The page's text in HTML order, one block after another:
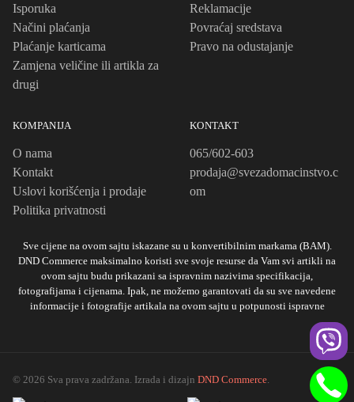
Isporuka
Načini plaćanja
Plaćanje karticama
Zamjena veličine ili artikla za
drugi
Reklamacije
Povraćaj sredstava
Pravo na odustajanje
KOMPANIJA
O nama
Kontakt
Uslovi korišćenja i prodaje
Politika privatnosti
KONTAKT
065/602-603
prodaja@svezadomacinstvo.c
om
Sve cijene na ovom sajtu iskazane su u konvertibilnim markama (BAM).
DND Commerce maksimalno koristi sve svoje resurse da Vam svi artikli na
ovom sajtu budu prikazani sa ispravnim nazivima specifikacija,
fotografijama i cijenama. Ipak, ne možemo garantovati da su sve navedene
informacije i fotografije artikala na ovom sajtu u potpunosti ispravne
© 2026 Sva prava zadržana. Izrada i dizajn DND Commerce